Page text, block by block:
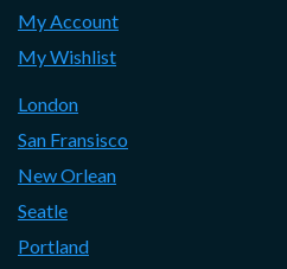
My Account
My Wishlist
London
San Fransisco
New Orlean
Seatle
Portland